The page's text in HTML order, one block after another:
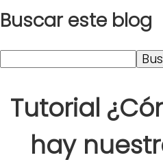
Buscar este blog
Tutorial
hay